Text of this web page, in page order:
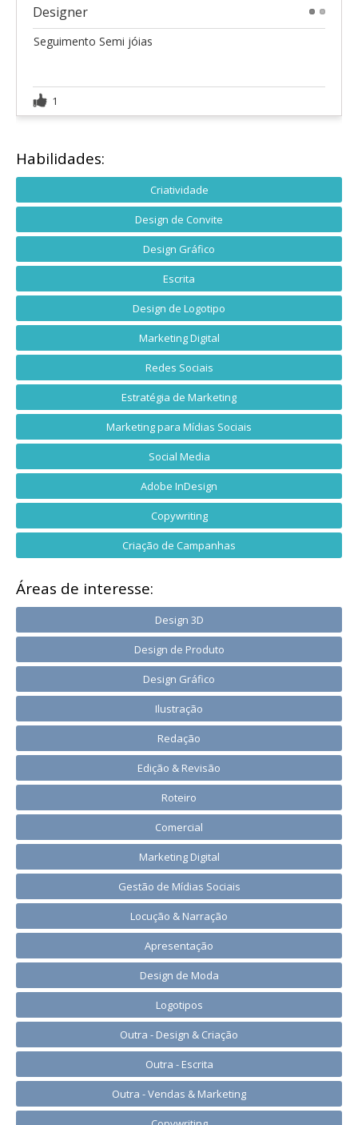
Designer
Seguimento Semi jóias
1
Habilidades:
Criatividade
Design de Convite
Design Gráfico
Escrita
Design de Logotipo
Marketing Digital
Redes Sociais
Estratégia de Marketing
Marketing para Mídias Sociais
Social Media
Adobe InDesign
Copywriting
Criação de Campanhas
Áreas de interesse:
Design 3D
Design de Produto
Design Gráfico
Ilustração
Redação
Edição & Revisão
Roteiro
Comercial
Marketing Digital
Gestão de Mídias Sociais
Locução & Narração
Apresentação
Design de Moda
Logotipos
Outra - Design & Criação
Outra - Escrita
Outra - Vendas & Marketing